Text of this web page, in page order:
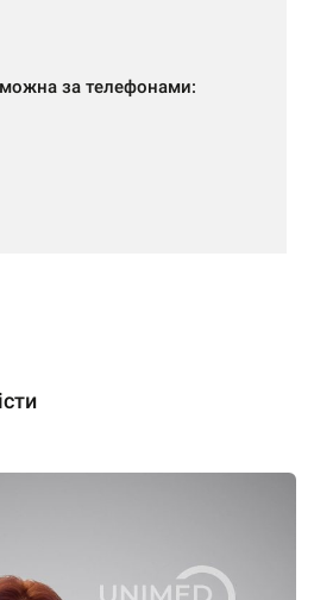
за телефонами: